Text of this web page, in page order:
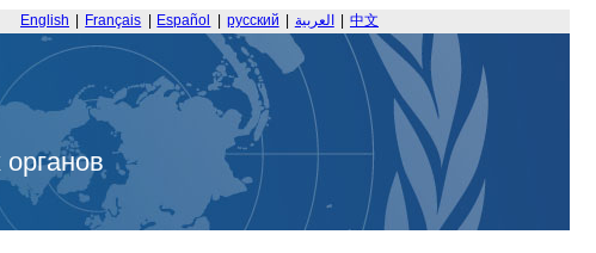
English Français Español русский العربية 中文